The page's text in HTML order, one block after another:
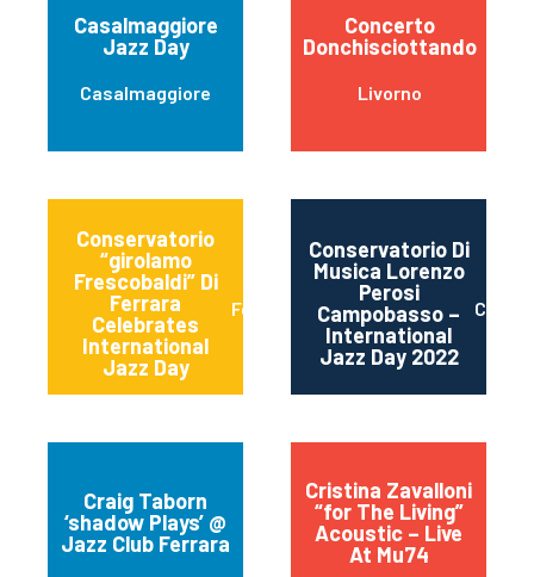
Casalmaggiore
Jazz Day
Casalmaggiore
Concerto
Donchisciottando
Livorno
Conservatorio
“girolamo
Frescobaldi” Di
Ferrara
Celebrates
International
Jazz Day
Ferrara
Conservatorio Di
Musica Lorenzo
Perosi
Campobasso –
International
Jazz Day 2022
Craig Taborn
‘shadow Plays’ @
Jazz Club Ferrara
Cristina Zavalloni
“for The Living”
Acoustic – Live
At Mu74